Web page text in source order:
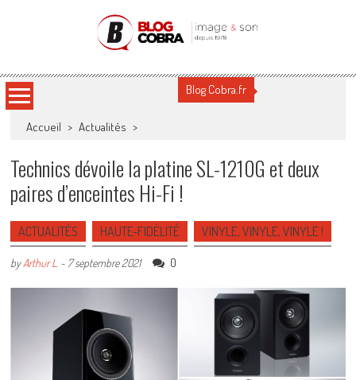
Blog Cobra
Blog Cobra.fr
Accueil > Actualités >
Technics dévoile la platine SL-1210G et deux
paires d’enceintes Hi-Fi !
ACTUALITÉS HAUTE-FIDÉLITÉ VINYLE, VINYLE, VINYLE !
byArthur L. - 7 septembre 2021 0